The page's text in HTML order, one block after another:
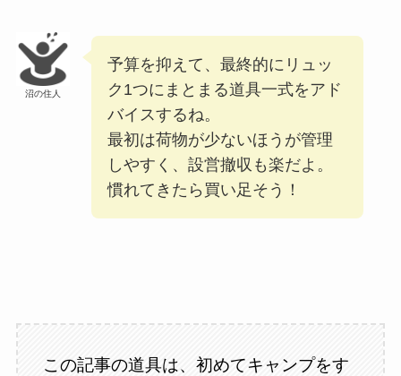
沼の住人
予算を抑えて、最終的にリュッ
ク1つにまとまる道具一式をアド
バイスするね。
最初は荷物が少ないほうが管理
しやすく、設営撤収も楽だよ。
慣れてきたら買い足そう！
この記事の道具は、初めてキャンプをす